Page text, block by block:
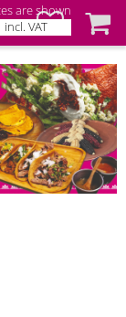
are shown
incl. VAT
Favorites
Basket